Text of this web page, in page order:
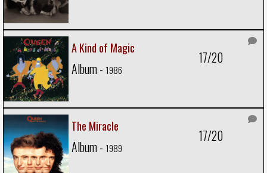
A Kind of Magic
Album - 1986
17/20
The Miracle
Album - 1989
17/20